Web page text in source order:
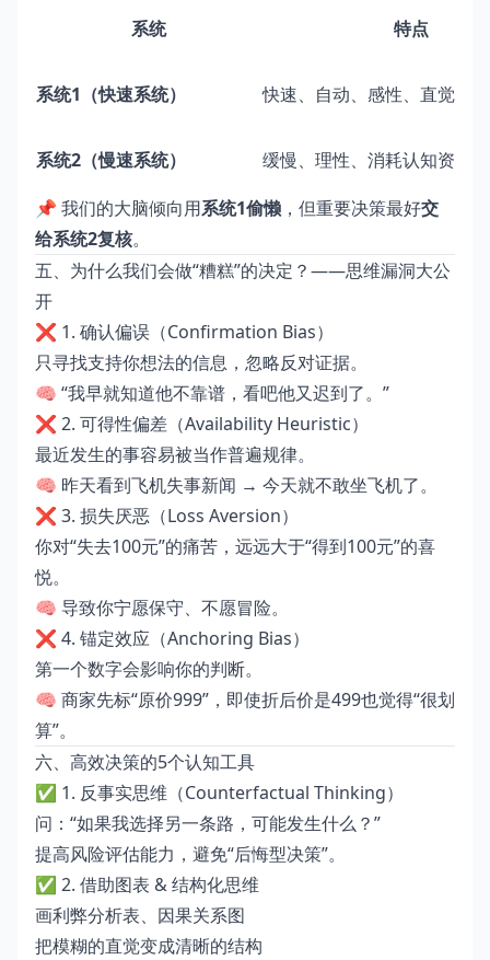
系统 特点
系统1（快速系统） 快速、自动、感性、直觉
系统2（慢速系统）
缓慢、理性、消耗认知资源
📌 我们的大脑倾向用系统1偷懒，但重要决策最好交
给系统2复核。
五、为什么我们会做“糟糕”的决定？——思维漏洞大公
开
❌ 1. 确认偏误（Confirmation Bias）
只寻找支持你想法的信息，忽略反对证据。
🧠 “我早就知道他不靠谱，看吧他又迟到了。”
❌ 2. 可得性偏差（Availability Heuristic）
最近发生的事容易被当作普遍规律。
🧠 昨天看到飞机失事新闻 → 今天就不敢坐飞机了。
❌ 3. 损失厌恶（Loss Aversion）
你对“失去100元”的痛苦，远远大于“得到100元”的喜
悦。
🧠 导致你宁愿保守、不愿冒险。
❌ 4. 锚定效应（Anchoring Bias）
第一个数字会影响你的判断。
🧠 商家先标“原价999”，即使折后价是499也觉得“很划
算”。
六、高效决策的5个认知工具
✅ 1. 反事实思维（Counterfactual Thinking）
问：“如果我选择另一条路，可能发生什么？”
提高风险评估能力，避免“后悔型决策”。
✅ 2. 借助图表 & 结构化思维
画利弊分析表、因果关系图
把模糊的直觉变成清晰的结构